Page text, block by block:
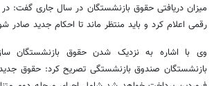
میزان دریافتی حقوق بازنشستگان در سال جاری گفت: در
رقمی اعلام کرد و باید منتظر ماند تا احکام جدید صادر
وی با اشاره به نزدیک شدن حقوق بازنشستگان
بازنشستگان صندوق بازنشستگی تصریح کرد: حقوق جدید